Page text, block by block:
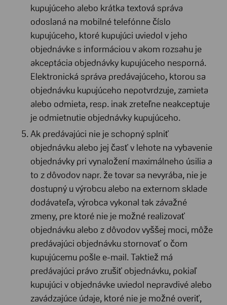
kupujúceho alebo krátka textová správa
odoslaná na mobilné telefónne číslo
kupujúceho, ktoré kupujúci uviedol v jeho
objednávke s informáciou v akom rozsahu je
akceptácia objednávky kupujúceho nesporná.
Elektronická správa predávajúceho, ktorou sa
objednávku kupujúceho nepotvrdzuje, zamieta
alebo odmieta, resp. inak zreteľne neakceptuje
je odmietnutie objednávky kupujúceho.
Ak predávajúci nie je schopný splniť
objednávku alebo jej časť v lehote na vybavenie
objednávky pri vynaložení maximálneho úsilia a
to z dôvodov napr. že tovar sa nevyrába, nie je
dostupný u výrobcu alebo na externom sklade
dodávateľa, výrobca vykonal tak závažné
zmeny, pre ktoré nie je možné realizovať
objednávku alebo z dôvodov vyššej moci, môže
predávajúci objednávku stornovať o čom
kupujúcemu pošle e-mail. Taktiež má
predávajúci právo zrušiť objednávku, pokiaľ
kupujúci v objednávke uviedol nepravdivé alebo
zavádzajúce údaje, ktoré nie je možné overiť,